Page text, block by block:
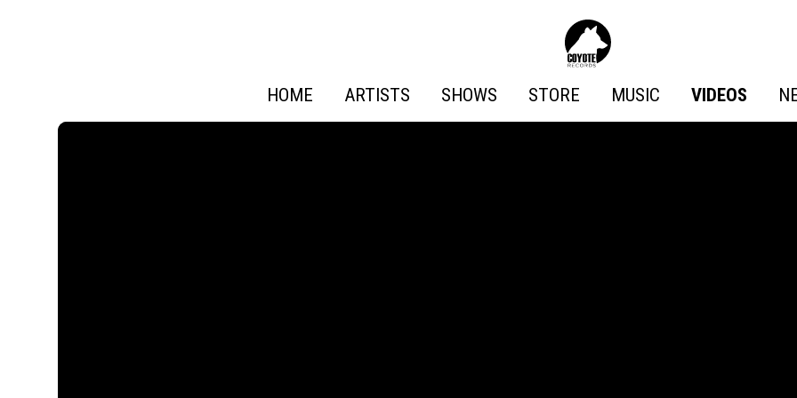
Records
HOME ARTISTS SHOWS STORE MUSIC VIDEOS